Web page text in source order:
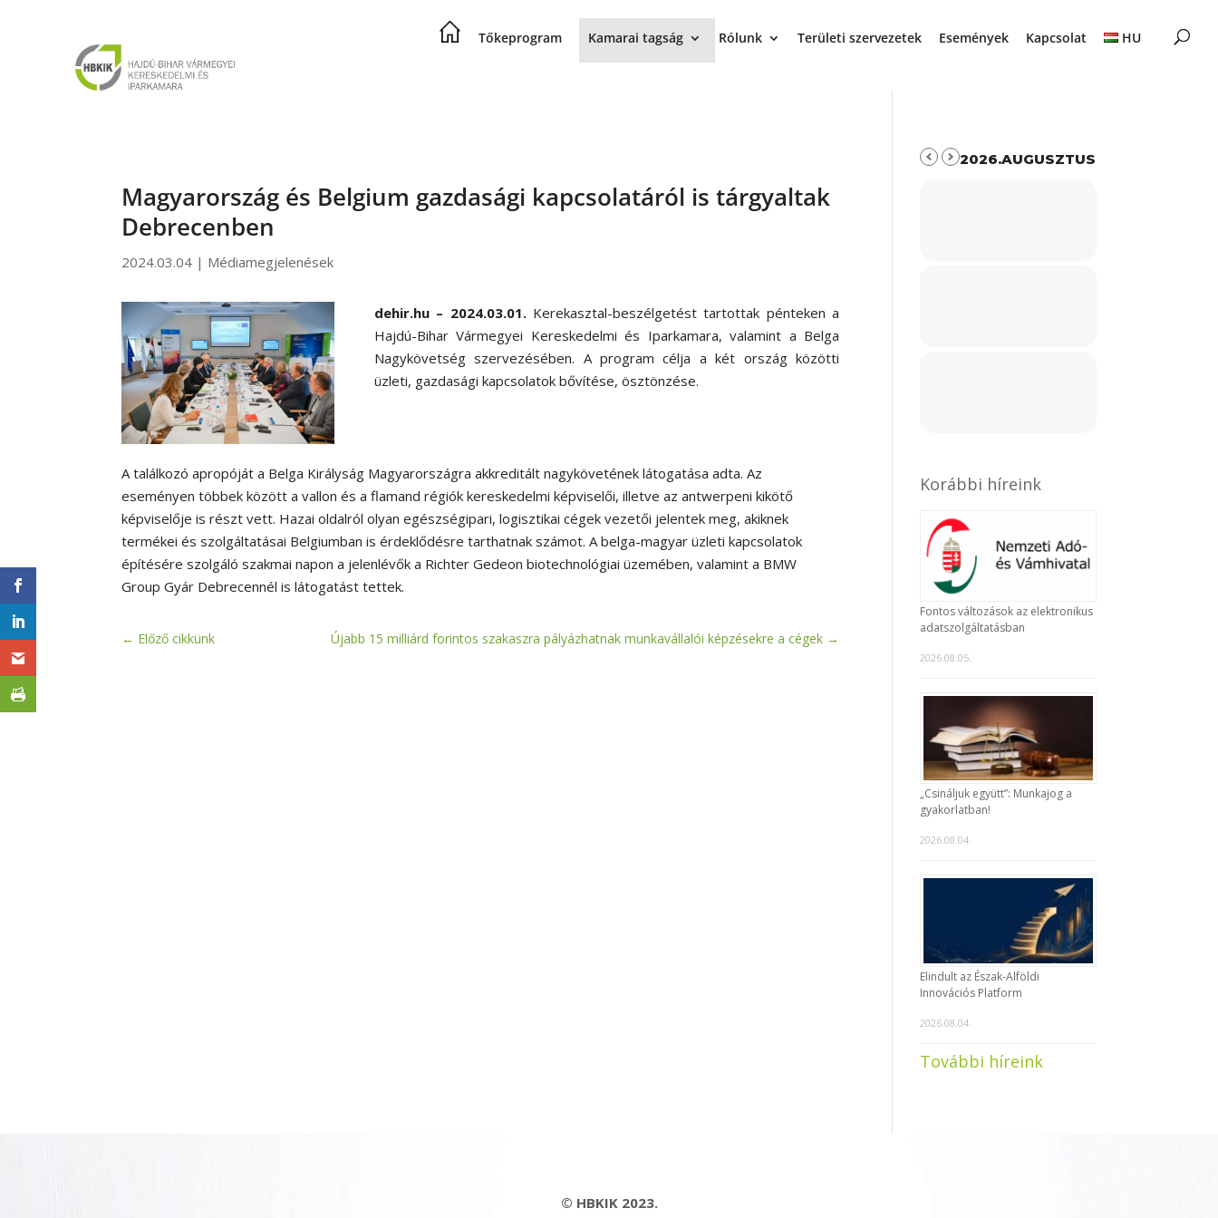
Tőkeprogram Kamarai tagság Rólunk Területi szervezetek Események Kapcsolat HU
Magyarország és Belgium gazdasági kapcsolatáról is tárgyaltak
Debrecenben
2024.03.04 | Médiamegjelenések
dehir.hu – 2024.03.01.Kerekasztal-beszélgetést tartottak pénteken a
Hajdú-Bihar Vármegyei Kereskedelmi és Iparkamara, valamint a Belga
Nagykövetség szervezésében. A program célja a két ország közötti
üzleti, gazdasági kapcsolatok bővítése, ösztönzése.
A találkozó apropóját a Belga Királyság Magyarországra akkreditált nagykövetének látogatása adta. Az
eseményen többek között a vallon és a flamand régiók kereskedelmi képviselői, illetve az antwerpeni kikötő
képviselője is részt vett. Hazai oldalról olyan egészségipari, logisztikai cégek vezetői jelentek meg, akiknek
termékei és szolgáltatásai Belgiumban is érdeklődésre tarthatnak számot. A belga-magyar üzleti kapcsolatok
építésére szolgáló szakmai napon a jelenlévők a Richter Gedeon biotechnológiai üzemében, valamint a BMW
Group Gyár Debrecennél is látogatást tettek.
← Előző cikkünk Újabb 15 milliárd forintos szakaszra pályázhatnak munkavállalói képzésekre a cégek →
2026.AUGUSZTUS
Korábbi híreink
Fontos változások az elektronikus
adatszolgáltatásban
2026.08.05.
„Csináljuk együtt”: Munkajog a
gyakorlatban!
2026.08.04.
Elindult az Észak-Alföldi
Innovációs Platform
2026.08.04.
További híreink
© HBKIK 2023.